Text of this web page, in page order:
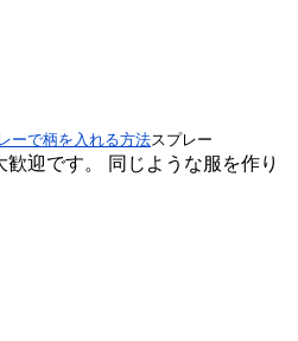
スプレー
迎です。 同じような服を作り